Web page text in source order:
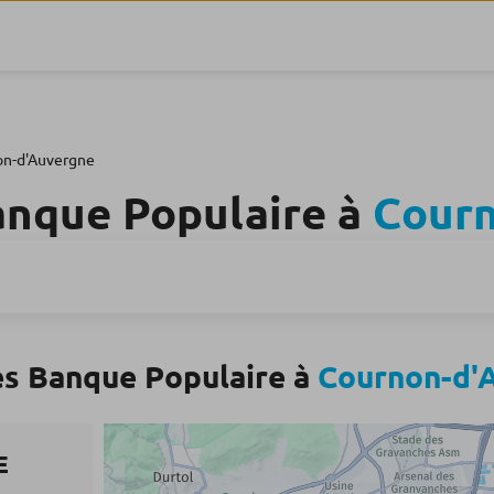
d'Auvergne
Populaire à
Banque Populaire à Cournon-